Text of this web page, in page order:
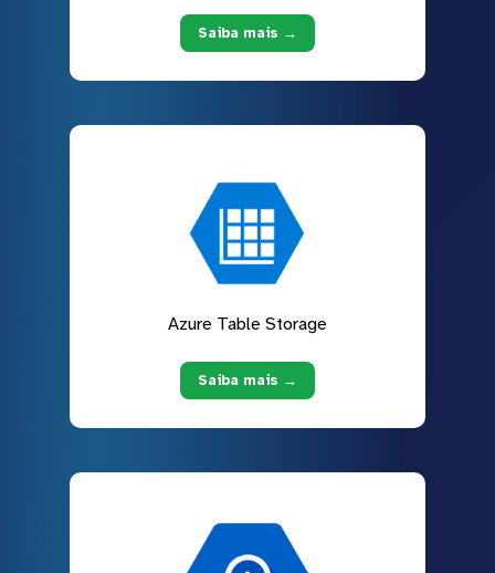
Saiba mais →
Azure Table Storage
Saiba mais →